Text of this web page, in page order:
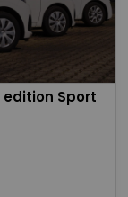
edition Sport